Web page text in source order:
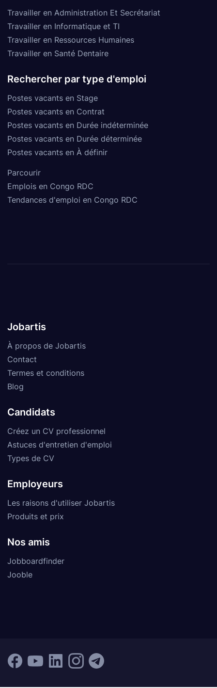
Travailler en Administration Et Secrétariat
Travailler en Informatique et TI
Travailler en Ressources Humaines
Travailler en Santé Dentaire
Rechercher par type d'emploi
Postes vacants en Stage
Postes vacants en Contrat
Postes vacants en Durée indéterminée
Postes vacants en Durée déterminée
Postes vacants en À définir
Parcourir
Emplois en Congo RDC
Tendances d'emploi en Congo RDC
Jobartis
À propos de Jobartis
Contact
Termes et conditions
Blog
Candidats
Créez un CV professionnel
Astuces d'entretien d'emploi
Types de CV
Employeurs
Les raisons d'utiliser Jobartis
Produits et prix
Nos amis
Jobboardfinder
Jooble